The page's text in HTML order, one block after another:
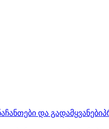
ჩანთები და გადამყვანები